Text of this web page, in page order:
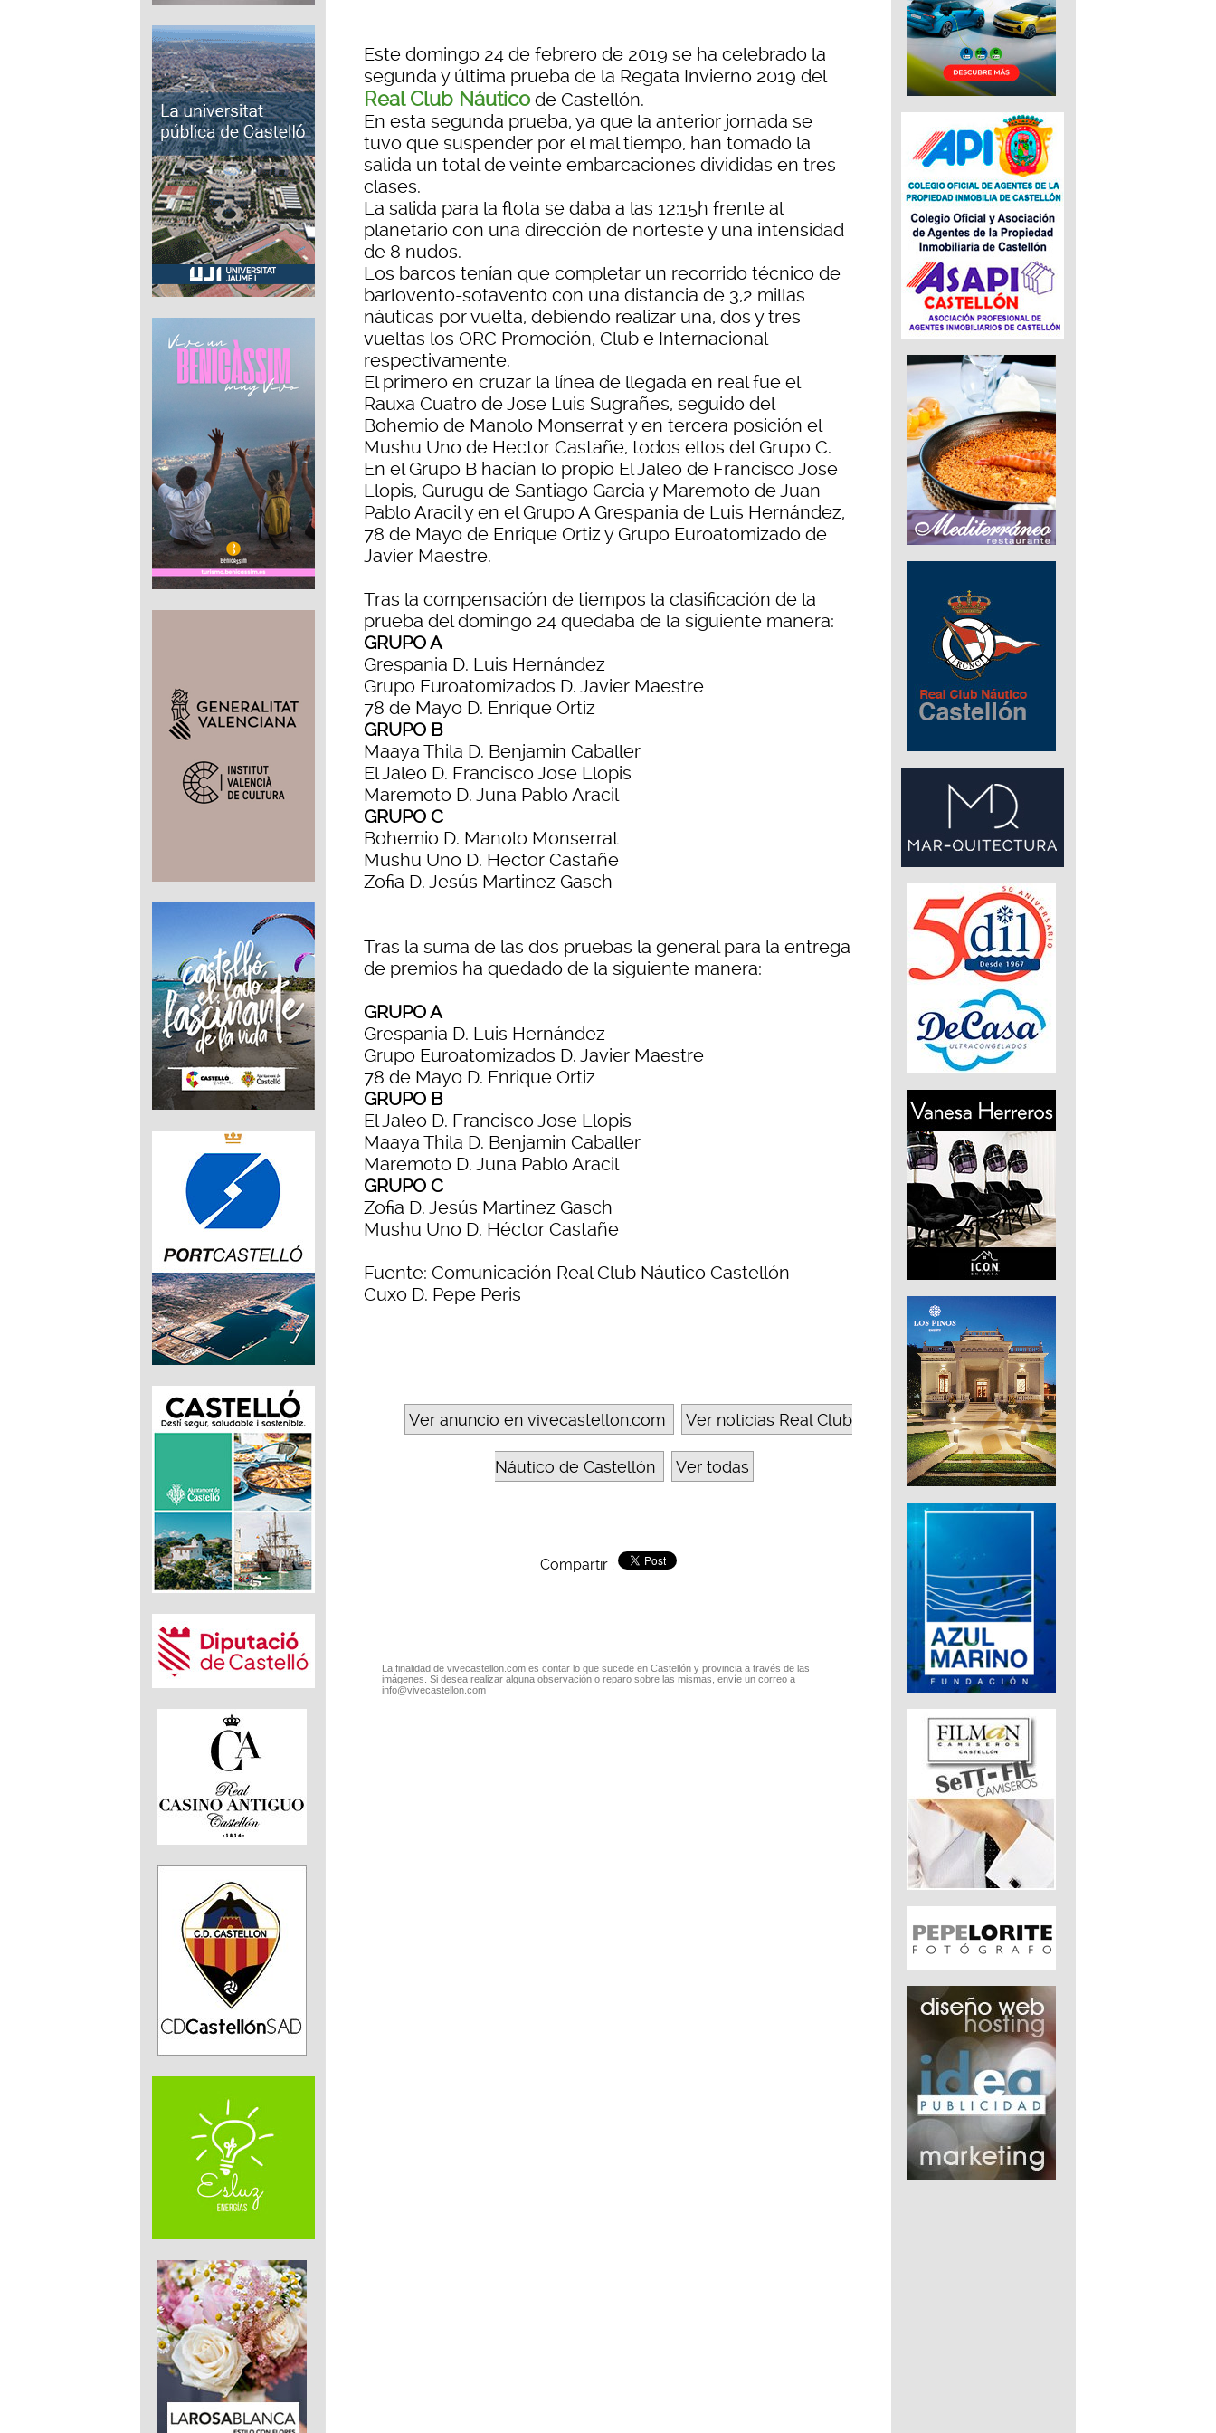
Este domingo 24 de febrero de 2019 se ha celebrado la
segunda y última prueba de la Regata Invierno 2019 del
Real Club Náuticode Castellón.
En esta segunda prueba, ya que la anterior jornada se
tuvo que suspender por el mal tiempo, han tomado la
salida un total de veinte embarcaciones divididas en tres
clases.
La salida para la flota se daba a las 12:15h frente al
planetario con una dirección de norteste y una intensidad
de 8 nudos.
Los barcos tenían que completar un recorrido técnico de
barlovento-sotavento con una distancia de 3,2 millas
náuticas por vuelta, debiendo realizar una, dos y tres
vueltas los ORC Promoción, Club e Internacional
respectivamente.
El primero en cruzar la línea de llegada en real fue el
Rauxa Cuatro de Jose Luis Sugrañes, seguido del
Bohemio de Manolo Monserrat y en tercera posición el
Mushu Uno de Hector Castañe, todos ellos del Grupo C.
En el Grupo B hacían lo propio El Jaleo de Francisco Jose
Llopis, Gurugu de Santiago Garcia y Maremoto de Juan
Pablo Aracil y en el Grupo A Grespania de Luis Hernández,
78 de Mayo de Enrique Ortiz y Grupo Euroatomizado de
Javier Maestre.
Tras la compensación de tiempos la clasificación de la
prueba del domingo 24 quedaba de la siguiente manera:
GRUPO A
Grespania D. Luis Hernández
Grupo Euroatomizados D. Javier Maestre
78 de Mayo D. Enrique Ortiz
GRUPO B
Maaya Thila D. Benjamin Caballer
El Jaleo D. Francisco Jose Llopis
Maremoto D. Juna Pablo Aracil
GRUPO C
Bohemio D. Manolo Monserrat
Mushu Uno D. Hector Castañe
Zofia D. Jesús Martinez Gasch
Tras la suma de las dos pruebas la general para la entrega
de premios ha quedado de la siguiente manera:
GRUPO A
Grespania D. Luis Hernández
Grupo Euroatomizados D. Javier Maestre
78 de Mayo D. Enrique Ortiz
GRUPO B
El Jaleo D. Francisco Jose Llopis
Maaya Thila D. Benjamin Caballer
Maremoto D. Juna Pablo Aracil
GRUPO C
Zofia D. Jesús Martinez Gasch
Mushu Uno D. Héctor Castañe
Fuente: Comunicación Real Club Náutico Castellón
Cuxo D. Pepe Peris
Ver anuncio en vivecastellon.com Ver noticias Real Club
Náutico de Castellón Ver todas
Compartir :
La finalidad de vivecastellon.com es contar lo que sucede en Castellón y provincia a través de las
imágenes. Si desea realizar alguna observación o reparo sobre las mismas, envíe un correo a
info@vivecastellon.com